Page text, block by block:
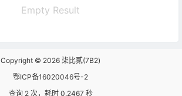
Empty Result
Copyright © 2026 柒比贰(7B2)
鄂ICP备16020046号-2
查询 2 次，耗时 0.2467 秒